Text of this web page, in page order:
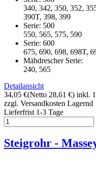
340, 342, 350, 352,
390T, 398, 399
Serie: 500
550, 565, 575, 590
Serie: 600
675, 690, 698, 698T,
Mähdrescher
240, 565
Detailansicht
34,05 €(Netto 28,61 €) inkl.
zzgl. Versandkosten Lagernd
Lieferfrist 1-3 Tage
Steigrohr -